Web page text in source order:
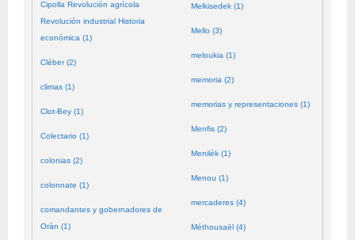
Cipolla Revolución agrícola
Revolución industrial Historia
económica (1)
Cléber (2)
climas (1)
Clot-Bey (1)
Colectario (1)
colonias (2)
colonnate (1)
comandantes y gobernadores de
Orán (1)
Melkisedek (1)
Mello (3)
meloukia (1)
memoria (2)
memorias y representaciones (1)
Menfis (2)
Menilék (1)
Menou (1)
mercaderes (4)
Méthousaël (4)